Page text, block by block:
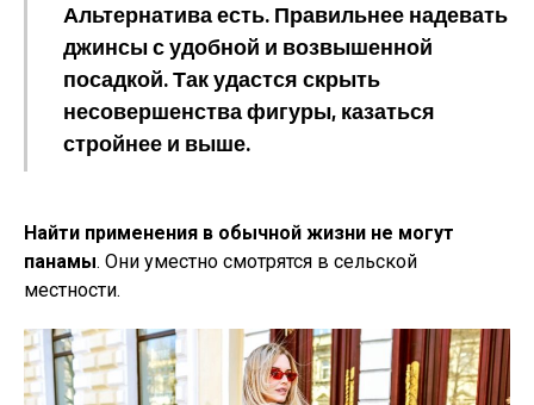
Альтернатива есть. Правильнее надевать
джинсы с удобной и возвышенной
посадкой. Так удастся скрыть
несовершенства фигуры, казаться
стройнее и выше.
Найти применения в обычной жизни не могут
панамы. Они уместно смотрятся в сельской
местности.